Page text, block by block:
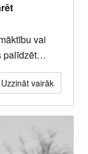
vai
palīdzēt
Uzzināt vairāk